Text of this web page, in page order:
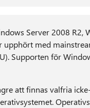
Server 2008 R2,
upphört med
Supporten för
att finnas valfria